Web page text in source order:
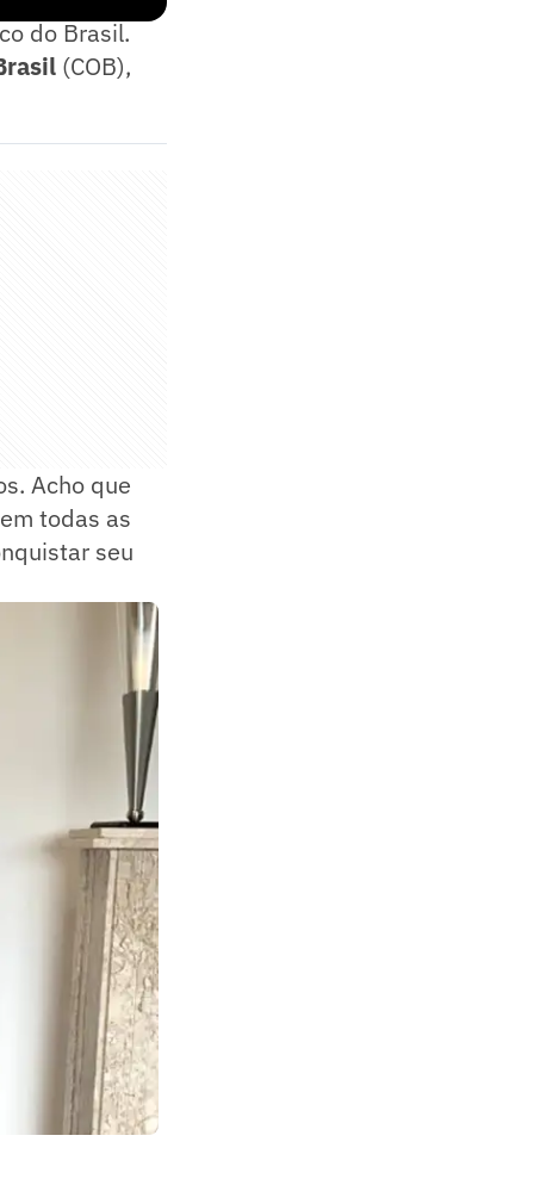
do Brasil.
(COB),
Acho que
todas as
seu